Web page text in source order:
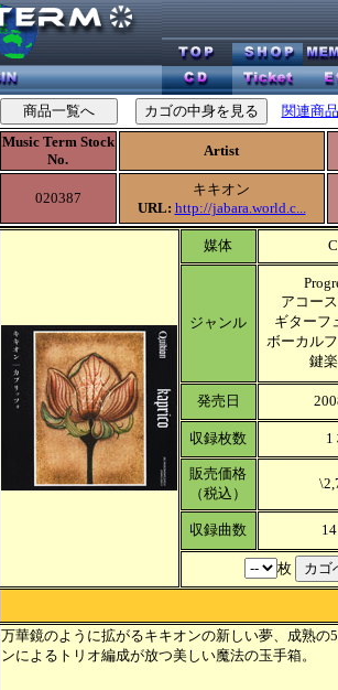
関連商
Music Term Stock
No.
Artist
020387
キキオン
URL: http://jabara.world.c...
媒体
ジャンル
アコー
ギターフ
ボーカル
鍵
発売日
収録枚数 1
販売価格
（税込）
収録曲数
枚
万華鏡のように拡がるキキオンの新しい夢、成熟
ンによるトリオ編成が放つ美しい魔法の玉手箱。